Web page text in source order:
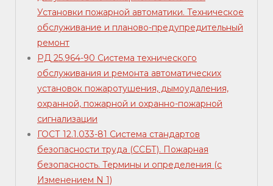
Установки пожарной автоматики. Техническое
обслуживание и планово-предупредительный
ремонт
РД 25.964-90 Система технического
обслуживания и ремонта автоматических
установок пожаротушения, дымоудаления,
охранной, пожарной и охранно-пожарной
сигнализации
ГОСТ 12.1.033-81 Система стандартов
безопасности труда (ССБТ). Пожарная
безопасность. Термины и определения (с
Изменением N 1)